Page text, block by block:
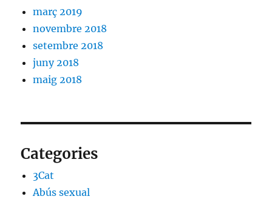
març 2019
novembre 2018
setembre 2018
juny 2018
maig 2018
Categories
3Cat
Abús sexual